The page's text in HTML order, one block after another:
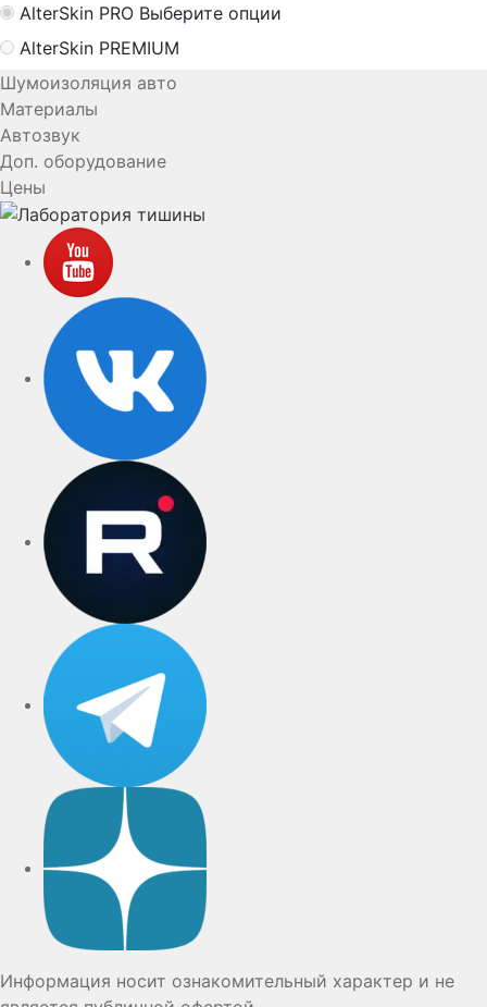
AlterSkin PRO Выберите опции
AlterSkin PREMIUM
Шумоизоляция авто
Материалы
Автозвук
Доп. оборудование
Цены
Информация носит ознакомительный характер и не